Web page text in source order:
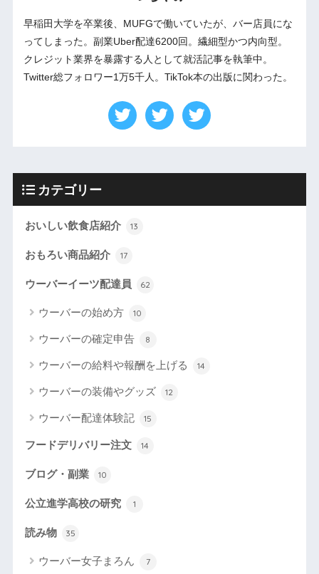
早稲田大学を卒業後、MUFGで働いていたが、バー店員にな
ってしまった。副業Uber配達6200回。繊細型かつ内向型。
クレジット業界を暴露する人として就活記事を執筆中。
Twitter総フォロワー1万5千人。TikTok本の出版に関わった。
カテゴリー
おいしい飲食店紹介 13
おもろい商品紹介 17
ウーバーイーツ配達員 62
ウーバーの始め方 10
ウーバーの確定申告 8
ウーバーの給料や報酬を上げる 14
ウーバーの装備やグッズ 12
ウーバー配達体験記 15
フードデリバリー注文 14
ブログ・副業 10
公立進学高校の研究 1
読み物 35
ウーバー女子まろん 7